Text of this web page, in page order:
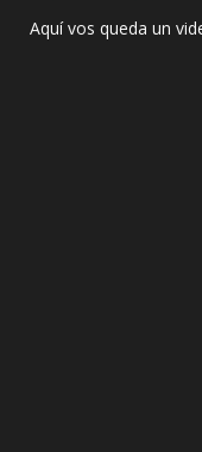
Aquí vos queda un